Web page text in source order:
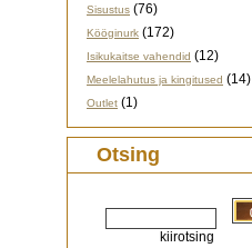
Sisustus (76)
Kööginurk (172)
Isikukaitse vahendid (12)
Meelelahutus ja kingitused (14)
Outlet (1)
Otsing
kiirotsing